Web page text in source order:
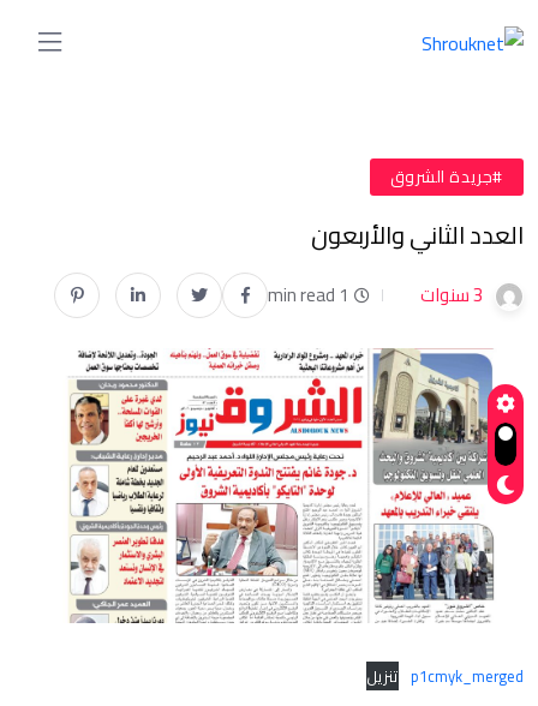
#جريدة الشروق
العدد الثاني والأربعون
3 سنوات 1 min read
p1cmyk_merged تنزيل